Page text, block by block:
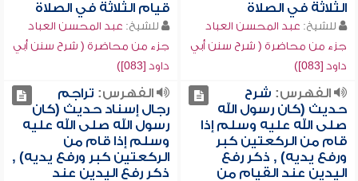
الثلاثة في الصلاة
للشيخ: عبد المحسن العباد
جزء من محاضرة ( شرح سنن أبي
داود [083])
قيام الثلاثة في الصلاة
للشيخ: عبد المحسن العباد
جزء من محاضرة ( شرح سنن أبي
داود [083])
الفهرس: شرح
حديث (كان رسول الله
صلى الله عليه وسلم إذا
قام من الركعتين كبر
ورفع يديه) , ذكر رفع
اليدين عند القيام من
الفهرس: تراجم
رجال إسناد حديث (كان
رسول الله صلى الله عليه
وسلم إذا قام من
الركعتين كبر ورفع يديه) ,
ذكر رفع اليدين عند